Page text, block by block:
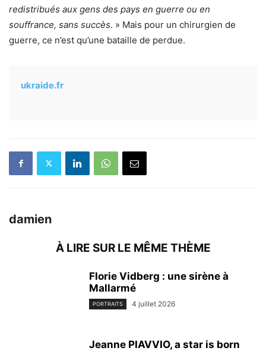
redistribués aux gens des pays en guerre ou en
souffrance, sans succès. » Mais pour un chirurgien de
guerre, ce n’est qu’une bataille de perdue.
ukraide.fr
damien
À LIRE SUR LE MÊME THÈME
Florie Vidberg : une sirène à
Mallarmé
PORTRAITS 4 juillet 2026
Jeanne PIAVVIO, a star is born